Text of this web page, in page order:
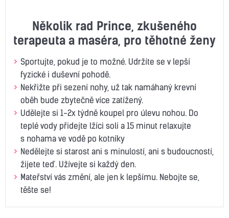
Několik rad Prince, zkušeného
terapeuta a maséra, pro těhotné ženy
Sportujte, pokud je to možné. Udržíte se v lepší
fyzické i duševní pohodě.
Nekřižte při sezení nohy, už tak namáhaný krevní
oběh bude zbytečně více zatížený.
Udělejte si 1-2x týdně koupel pro úlevu nohou. Do
teplé vody přidejte lžíci soli a 15 minut relaxujte
s nohama ve vodě po kotníky
Nedělejte si starost ani s minulostí, ani s budoucností,
žijete teď. Užívejte si každý den.
Mateřství vás změní, ale jen k lepšímu. Nebojte se,
těšte se!